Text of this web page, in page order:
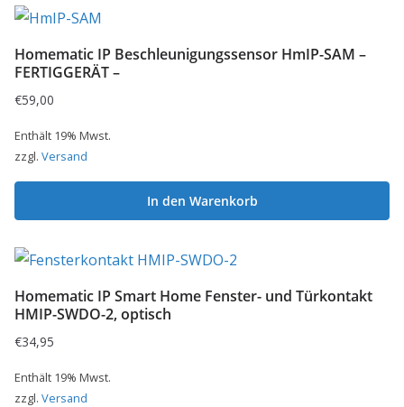
Homematic IP Beschleunigungssensor HmIP-SAM –
FERTIGGERÄT –
€59,00
Enthält 19% Mwst.
zzgl. Versand
In den Warenkorb
Homematic IP Smart Home Fenster- und Türkontakt
HMIP-SWDO-2, optisch
€34,95
Enthält 19% Mwst.
zzgl. Versand